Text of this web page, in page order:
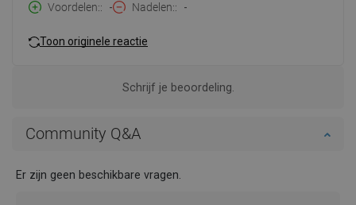
Voordelen:
- Nadelen: -
Toon originele reactie
Schrijf je beoordeling.
Community Q&A
Er zijn geen beschikbare vragen.